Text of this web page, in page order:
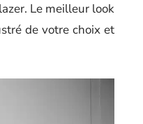
Le meilleur look
de votre choix et